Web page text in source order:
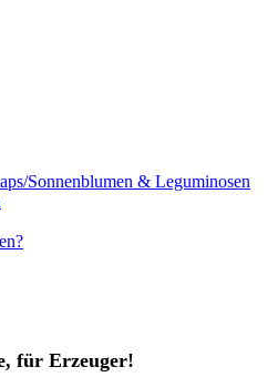
Sonnenblumen & Leguminosen
für Erzeuger!